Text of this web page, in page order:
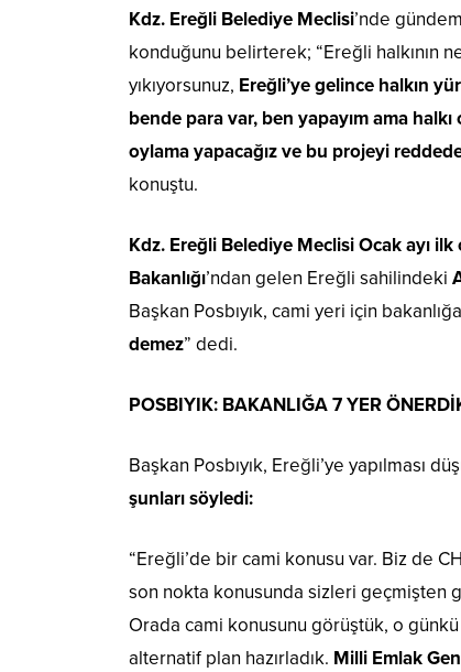
Kdz. Ereğli Belediye Meclisi’nde
konduğunu belirterek; “Ereğli halkının
yıkıyorsunuz, Ereğli’ye gelince halkın
bende para var, ben yapayım ama halkı
oylama yapacağız ve bu projeyi
konuştu.
Kdz. Ereğli Belediye Meclisi Ocak ayı
Bakanlığı’ndan gelen Ereğli sahilindeki
Başkan Posbıyık, cami yeri için
demez” dedi.
POSBIYIK: BAKANLIĞA 7 YER
Başkan Posbıyık, Ereğli’ye
şunları söyledi:
“Ereğli’de bir cami konusu var. Biz de
son nokta konusunda sizleri geçmişten
Orada cami konusunu görüştük, o
alternatif plan hazırladık. Milli Emlak